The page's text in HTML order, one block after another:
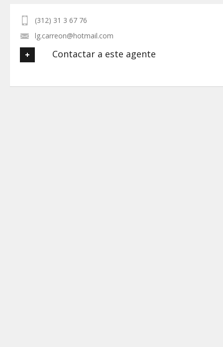
(312) 31 3 67 76
lg.carreon@hotmail.com
Contactar a este agente